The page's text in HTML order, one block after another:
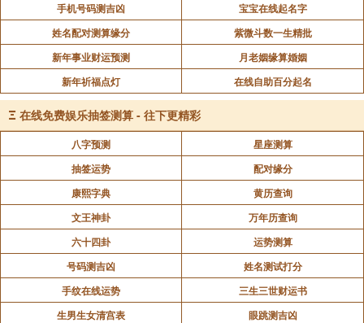
手机号码测吉凶
宝宝在线起名字
姓名配对测算缘分
紫微斗数一生精批
新年事业财运预测
月老姻缘算婚姻
新年祈福点灯
在线自助百分起名
Ξ 在线免费娱乐抽签测算 - 往下更精彩
八字预测
星座测算
抽签运势
配对缘分
康熙字典
黄历查询
文王神卦
万年历查询
六十四卦
运势测算
号码测吉凶
姓名测试打分
手纹在线运势
三生三世财运书
生男生女清宫表
眼跳测吉凶